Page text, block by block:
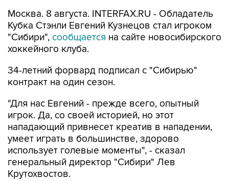
Москва. 8 августа. INTERFAX.RU - Обладатель
Кубка Стэнли Евгений Кузнецов стал игроком
"Сибири", сообщается на сайте новосибирского
хоккейного клуба.
34-летний форвард подписал с "Сибирью"
контракт на один сезон.
"Для нас Евгений - прежде всего, опытный
игрок. Да, со своей историей, но этот
нападающий привнесет креатив в нападении,
умеет играть в большинстве, здорово
использует голевые моменты", - сказал
генеральный директор "Сибири" Лев
Крутохвостов.